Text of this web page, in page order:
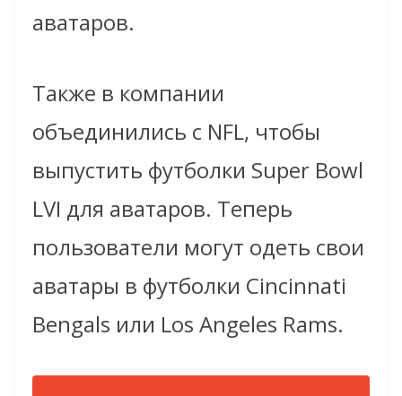
аватаров.
Также в компании
объединились с NFL, чтобы
выпустить футболки Super Bowl
LVI для аватаров. Теперь
пользователи могут одеть свои
аватары в футболки Cincinnati
Bengals или Los Angeles Rams.